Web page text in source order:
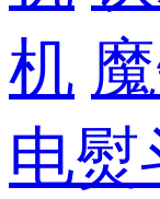
机
电熨